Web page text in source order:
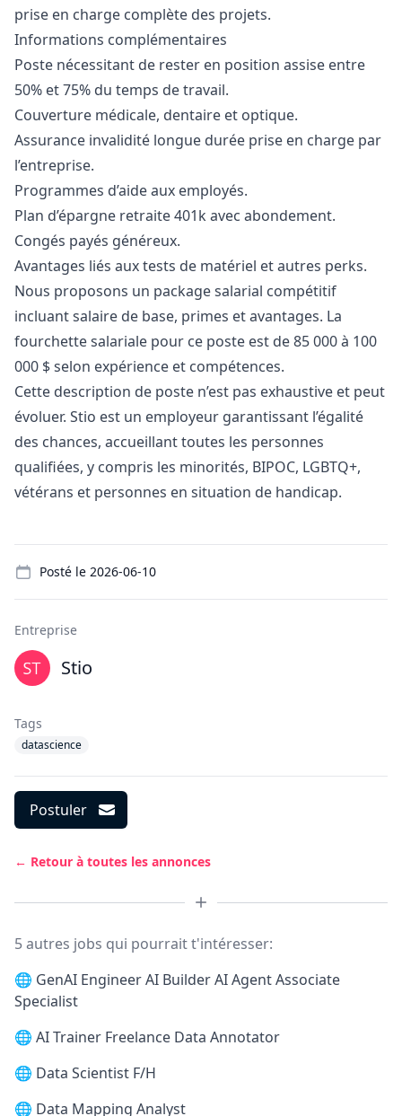
prise en charge complète des projets.
Informations complémentaires
Poste nécessitant de rester en position assise entre
50% et 75% du temps de travail.
Couverture médicale, dentaire et optique.
Assurance invalidité longue durée prise en charge par
l’entreprise.
Programmes d’aide aux employés.
Plan d’épargne retraite 401k avec abondement.
Congés payés généreux.
Avantages liés aux tests de matériel et autres perks.
Nous proposons un package salarial compétitif
incluant salaire de base, primes et avantages. La
fourchette salariale pour ce poste est de 85 000 à 100
000 $ selon expérience et compétences.
Cette description de poste n’est pas exhaustive et peut
évoluer. Stio est un employeur garantissant l’égalité
des chances, accueillant toutes les personnes
qualifiées, y compris les minorités, BIPOC, LGBTQ+,
vétérans et personnes en situation de handicap.
Posté le 2026-06-10
Entreprise
Stio
Tags
datascience
Postuler
← Retour à toutes les annonces
5 autres jobs qui pourrait t'intéresser:
🌐 GenAI Engineer AI Builder AI Agent Associate
Specialist
🌐 AI Trainer Freelance Data Annotator
🌐 Data Scientist F/H
🌐 Data Mapping Analyst